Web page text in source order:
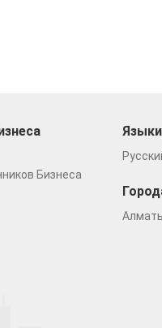
Бизнеса
Языки